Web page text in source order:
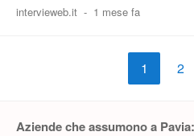
intervieweb.it - 1 mese fa
1 2
Aziende che assumono a Pavia: